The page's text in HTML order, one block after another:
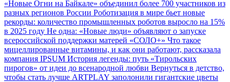
«Новые Огни на Байкале» объединил более 700 участников из
разных регионов России Роботизация в мире бьет новые
рекорды: количество промышленных роботов выросло на 15%
в 2025 году Не одна: «Новые люди» объявляют о запуске
всероссийской поддержки матерей «СОЛО+» Что такое
мицеллированные витамины, и как они работают, рассказала
компания IPSUM История легенды: путь «Тирольских
пирогов» от идеи до всенародной любви Вернуться в детство,
чтобы стать лучше ARTPLAY заполонили гигантские цветы